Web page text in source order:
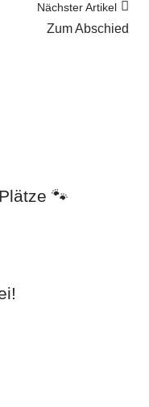
Nächster Artikel
Zum Abschied
🐾